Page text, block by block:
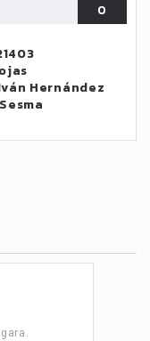
0
Hernández